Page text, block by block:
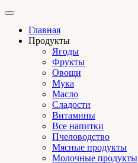
Главная
Продукты
Ягоды
Фрукты
Овощи
Мука
Масло
Сладости
Витамины
Все напитки
Пчеловодство
Мясные продукты
Молочные продукты